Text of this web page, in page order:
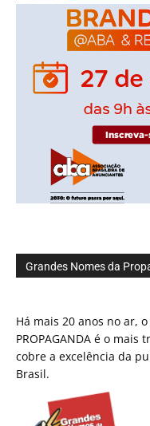
Grandes Nomes da
Há mais 20 anos no ar,
PROPAGANDA é o
cobre a excelência da
Brasil.